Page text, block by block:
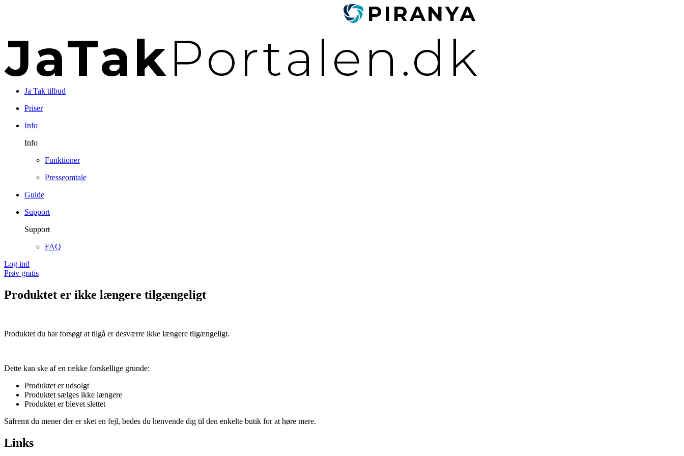
Ja Tak tilbud
Priser
Info
Info
Funktioner
Presseomtale
Guide
Support
Support
FAQ
Log ind
Prøv gratis
Produktet er ikke længere tilgængeligt
Produktet du har forsøgt at tilgå er desværre ikke længere tilgængeligt.
Dette kan ske af en række forskellige grunde:
Produktet er udsolgt
Produktet sælges ikke længere
Produktet er blevet slettet
Såfremt du mener der er sket en fejl, bedes du henvende dig til den enkelte butik for at høre mere.
Links